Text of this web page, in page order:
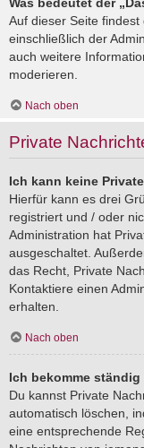
Auf dieser Seite findest
einschließlich der
auch weitere
moderieren.
Nach oben
Private
Ich kann keine
Hierfür kann es drei
registriert und / oder
Administration hat
ausgeschaltet.
das Recht, Private
Kontaktiere einen
erhalten.
Nach oben
Ich bekomme
Du kannst Private
automatisch löschen,
eine entsprechende